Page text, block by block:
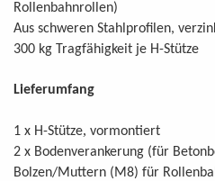
Rollenbahnrollen)
Aus schweren Stahlprofilen,
300 kg Tragfähigkeit je H-Stütze
Lieferumfang
1 x H-Stütze, vormontiert
2 x Bodenverankerung (für
Bolzen/Muttern (M8) für